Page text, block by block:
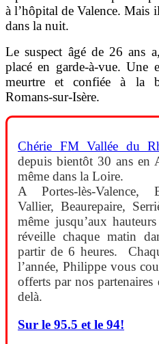
à l’hôpital de Valence. Mais
dans la nuit.
Le suspect âgé de 26 ans
placé en garde-à-vue. Une
meurtre et confiée à la
Romans-sur-Isère.
Chérie FM Vallée du
depuis bientôt 30 ans en
même dans la Loire.
A Portes-lès-Valence,
Vallier, Beaurepaire,
même jusqu’aux
réveille chaque matin
partir de 6 heures.
l’année, Philippe vous
offerts par nos
delà.
Sur le 95.5 et le 94!